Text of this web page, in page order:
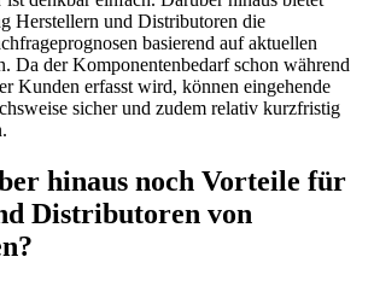
Herstellern und Distributoren die
basierend auf aktuellen
Da der Komponentenbedarf schon während
Kunden erfasst wird, können eingehende
sicher und zudem relativ kurzfristig
hinaus noch Vorteile für
Distributoren von